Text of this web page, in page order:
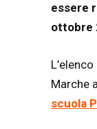
essere
ottobre
Marche
scuola